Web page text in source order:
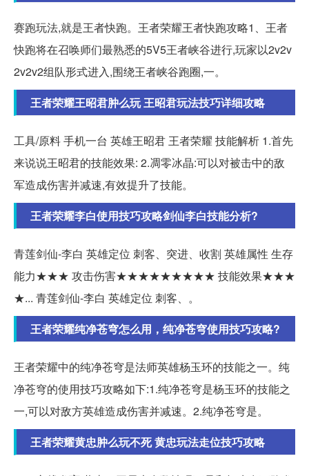
赛跑玩法,就是王者快跑。王者荣耀王者快跑攻略1、王者
快跑将在召唤师们最熟悉的5V5王者峡谷进行,玩家以2v2v
2v2v2组队形式进入,围绕王者峡谷跑圈,一。
王者荣耀王昭君肿么玩 王昭君玩法技巧详细攻略
工具/原料 手机一台 英雄王昭君 王者荣耀 技能解析 1.首先
来说说王昭君的技能效果: 2.凋零冰晶:可以对被击中的敌
军造成伤害并减速,有效提升了技能。
王者荣耀李白使用技巧攻略剑仙李白技能分析?
青莲剑仙-李白 英雄定位 刺客、突进、收割 英雄属性 生存
能力★★★ 攻击伤害★★★★★★★★★ 技能效果★★★
★... 青莲剑仙-李白 英雄定位 刺客、。
王者荣耀纯净苍穹怎么用，纯净苍穹使用技巧攻略?
王者荣耀中的纯净苍穹是法师英雄杨玉环的技能之一。纯
净苍穹的使用技巧攻略如下:1.纯净苍穹是杨玉环的技能之
一,可以对敌方英雄造成伤害并减速。2.纯净苍穹是。
王者荣耀黄忠肿么玩不死 黄忠玩法走位技巧攻略